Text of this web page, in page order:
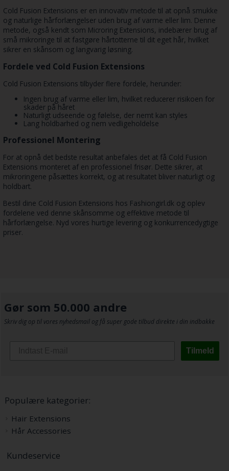
Cold Fusion Extensions er en innovativ metode til at opnå smukke
og naturlige hårforlængelser uden brug af varme eller lim. Denne
metode, også kendt som Microring Extensions, indebærer brug af
små mikroringe til at fastgøre hårtotterne til dit eget hår, hvilket
sikrer en skånsom og langvarig løsning.
Fordele ved Cold Fusion Extensions
Cold Fusion Extensions tilbyder flere fordele, herunder:
Ingen brug af varme eller lim, hvilket reducerer risikoen for
skader på håret
Naturligt udseende og følelse, der nemt kan styles
Lang holdbarhed og nem vedligeholdelse
Professionel Montering
For at opnå det bedste resultat anbefales det at få Cold Fusion
Extensions monteret af en professionel frisør. Dette sikrer, at
mikroringene påsættes korrekt, og at resultatet bliver naturligt og
holdbart.
Bestil dine Cold Fusion Extensions hos Fashiongirl.dk og oplev
fordelene ved denne skånsomme og effektive metode til
hårforlængelse. Nyd vores hurtige levering og konkurrencedygtige
priser.
Gør som 50.000 andre
Skriv dig op til vores nyhedsmail og få super gode tilbud direkte i din indbakke
Tilmeld
Populære kategorier:
Hair Extensions
Hår Accessories
Kundeservice